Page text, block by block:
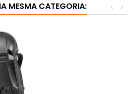
MESMA CATEGORIA: >
<